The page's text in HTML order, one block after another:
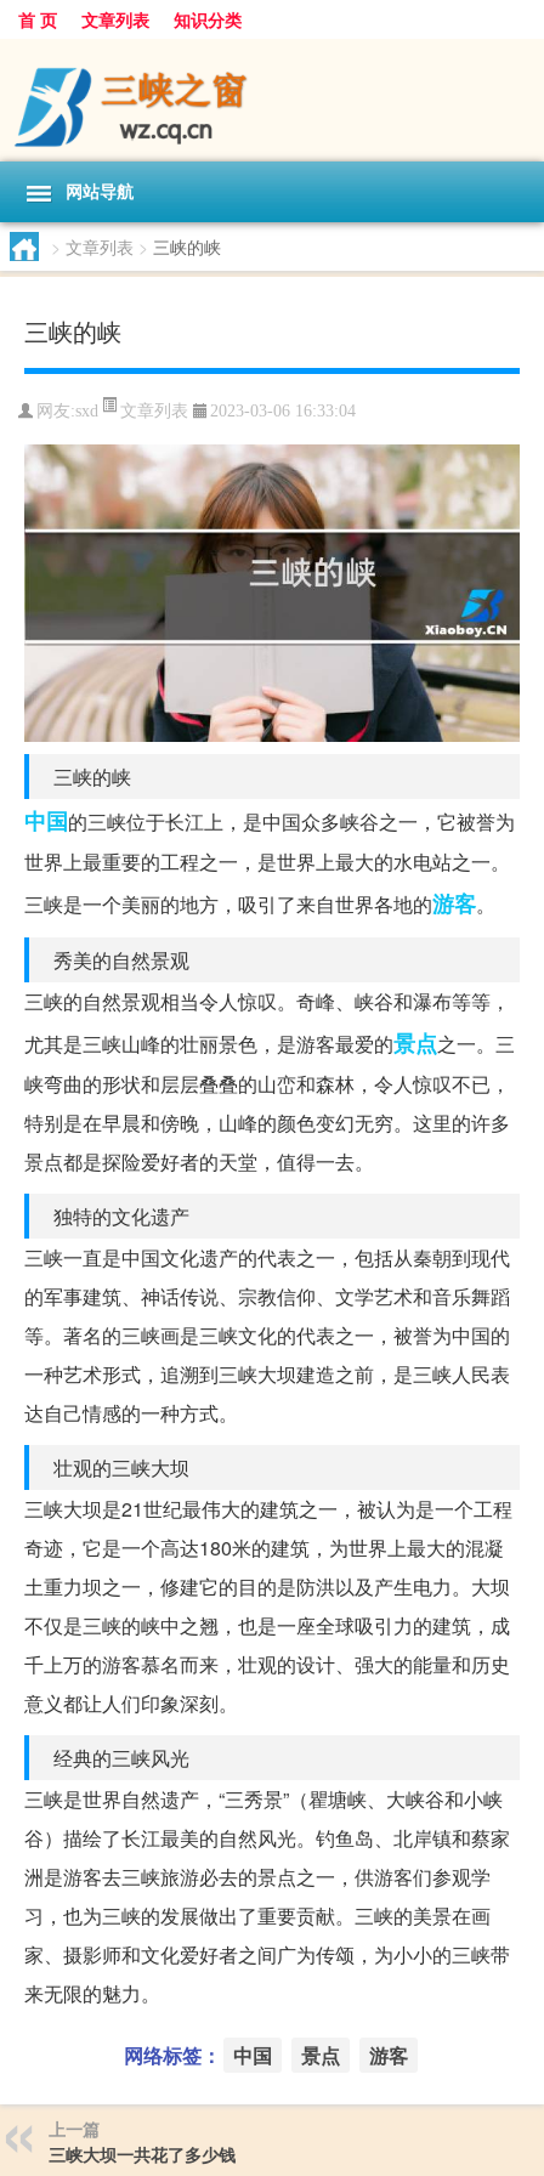
首 页 文章列表 知识分类
网站导航
> 文章列表 > 三峡的峡
三峡的峡
网友:sxd 文章列表 2023-03-06 16:33:04
三峡的峡
中国的三峡位于长江上，是中国众多峡谷之一，它被誉为
世界上最重要的工程之一，是世界上最大的水电站之一。
三峡是一个美丽的地方，吸引了来自世界各地的游客。
秀美的自然景观
三峡的自然景观相当令人惊叹。奇峰、峡谷和瀑布等等，
尤其是三峡山峰的壮丽景色，是游客最爱的景点之一。三
峡弯曲的形状和层层叠叠的山峦和森林，令人惊叹不已，
特别是在早晨和傍晚，山峰的颜色变幻无穷。这里的许多
景点都是探险爱好者的天堂，值得一去。
独特的文化遗产
三峡一直是中国文化遗产的代表之一，包括从秦朝到现代
的军事建筑、神话传说、宗教信仰、文学艺术和音乐舞蹈
等。著名的三峡画是三峡文化的代表之一，被誉为中国的
一种艺术形式，追溯到三峡大坝建造之前，是三峡人民表
达自己情感的一种方式。
壮观的三峡大坝
三峡大坝是21世纪最伟大的建筑之一，被认为是一个工程
奇迹，它是一个高达180米的建筑，为世界上最大的混凝
土重力坝之一，修建它的目的是防洪以及产生电力。大坝
不仅是三峡的峡中之翘，也是一座全球吸引力的建筑，成
千上万的游客慕名而来，壮观的设计、强大的能量和历史
意义都让人们印象深刻。
经典的三峡风光
三峡是世界自然遗产，“三秀景”（瞿塘峡、大峡谷和小峡
谷）描绘了长江最美的自然风光。钓鱼岛、北岸镇和蔡家
洲是游客去三峡旅游必去的景点之一，供游客们参观学
习，也为三峡的发展做出了重要贡献。三峡的美景在画
家、摄影师和文化爱好者之间广为传颂，为小小的三峡带
来无限的魅力。
网络标签： 中国 景点 游客
上一篇
三峡大坝一共花了多少钱